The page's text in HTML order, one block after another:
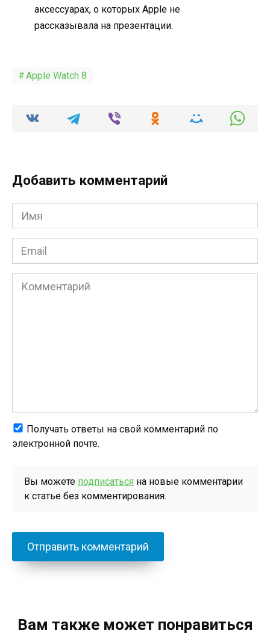
аксессуарах, о которых Apple не
рассказывала на презентации.
Apple Watch 8
Добавить комментарий
Имя
*
Email
*
Комментарий
Получать ответы на свой комментарий по
электронной почте.
Вы можете подписаться на новые комментарии
к статье без комментирования.
Вам также может понравиться